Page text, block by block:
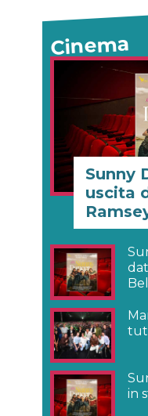
Cinema
Sunny
uscita
in